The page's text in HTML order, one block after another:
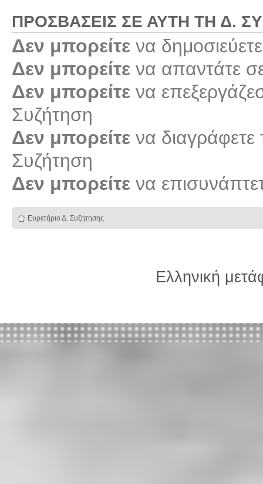
ΠΡΟΣΒΆΣΕΙΣ ΣΕ ΑΥΤΉ ΤΗ Δ.
Δεν μπορείτε να
Δεν μπορείτε να απαντάτε
Δεν μπορείτε να
Συζήτηση
Δεν μπορείτε να διαγράφετε
Συζήτηση
Δεν μπορείτε να
Ευρετήριο Δ. Συζήτησης
Ελληνική